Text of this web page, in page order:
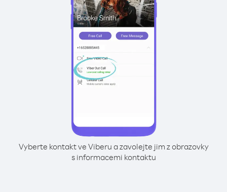
Vyberte kontakt ve Viberu a zavolejte jim z obrazovky
s informacemi kontaktu